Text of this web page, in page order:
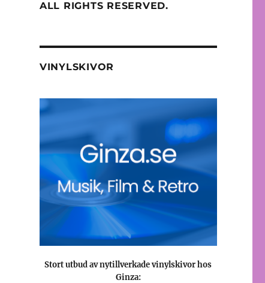
ALL RIGHTS RESERVED.
VINYLSKIVOR
Stort utbud av nytillverkade vinylskivor hos
Ginza: